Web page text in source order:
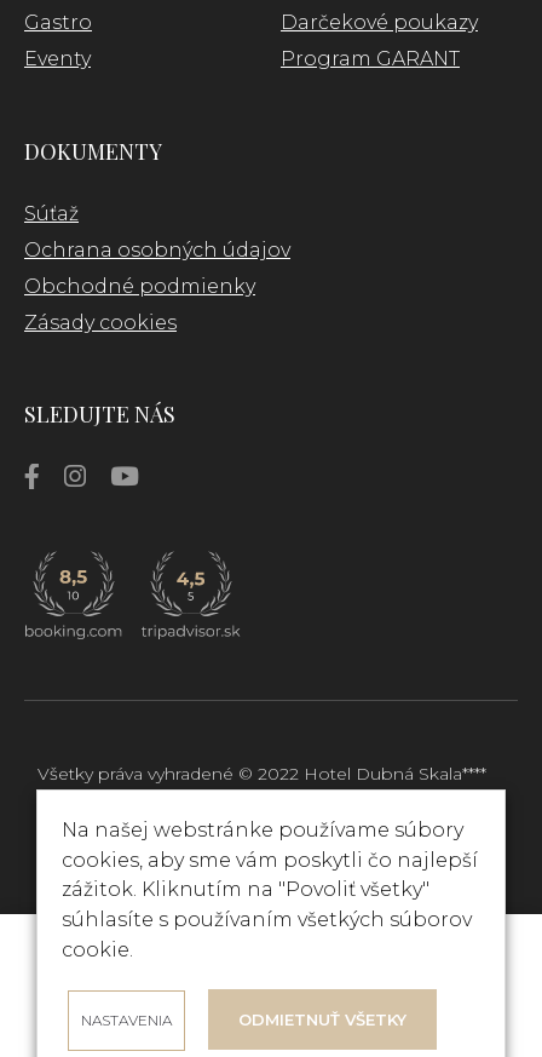
Gastro
Eventy
Darčekové poukazy
Program GARANT
DOKUMENTY
Súťaž
Ochrana osobných údajov
Obchodné podmienky
Zásady cookies
SLEDUJTE NÁS
Všetky práva vyhradené © 2022 Hotel Dubná Skala****
Web stránka od okto.digital
07 aug 2026
Na našej webstránke používame súbory
cookies, aby sme vám poskytli čo najlepší
zážitok. Kliknutím na "Povoliť všetky"
súhlasíte s používaním všetkých súborov
cookie.
NASTAVENIA ODMIETNUŤ VŠETKY